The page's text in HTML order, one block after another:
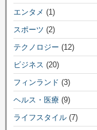
エンタメ (1)
スポーツ (2)
テクノロジー (12)
ビジネス (20)
フィンランド (3)
ヘルス・医療 (9)
ライフスタイル (7)